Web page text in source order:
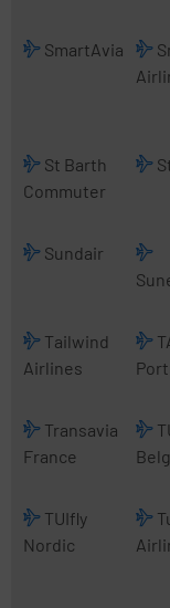
SmartAvia
St Barth
Commuter
Sundair
Tailwind
Airlines
Transavia
France
TUIfly
Nordic